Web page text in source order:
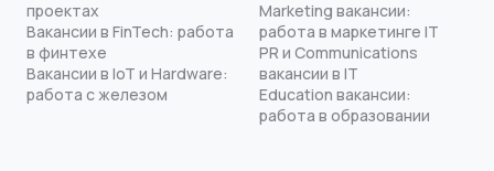
проектах
Вакансии в FinTech: работа
в финтехе
Вакансии в IoT и Hardware:
работа с железом
Marketing вакансии:
работа в маркетинге IT
PR и Communications
вакансии в IT
Education вакансии:
работа в образовании